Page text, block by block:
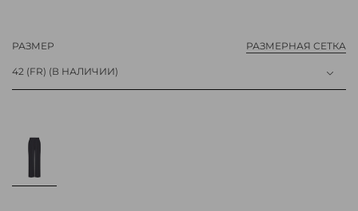
РАЗМЕР РАЗМЕРНАЯ СЕТКА
42 (FR) (В НАЛИЧИИ)